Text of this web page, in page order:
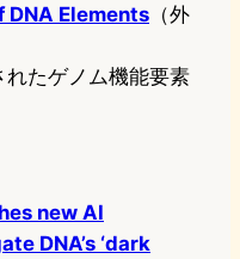
DNA Elements （外
たゲノム機能要素
new AI
DNA’s ‘dark